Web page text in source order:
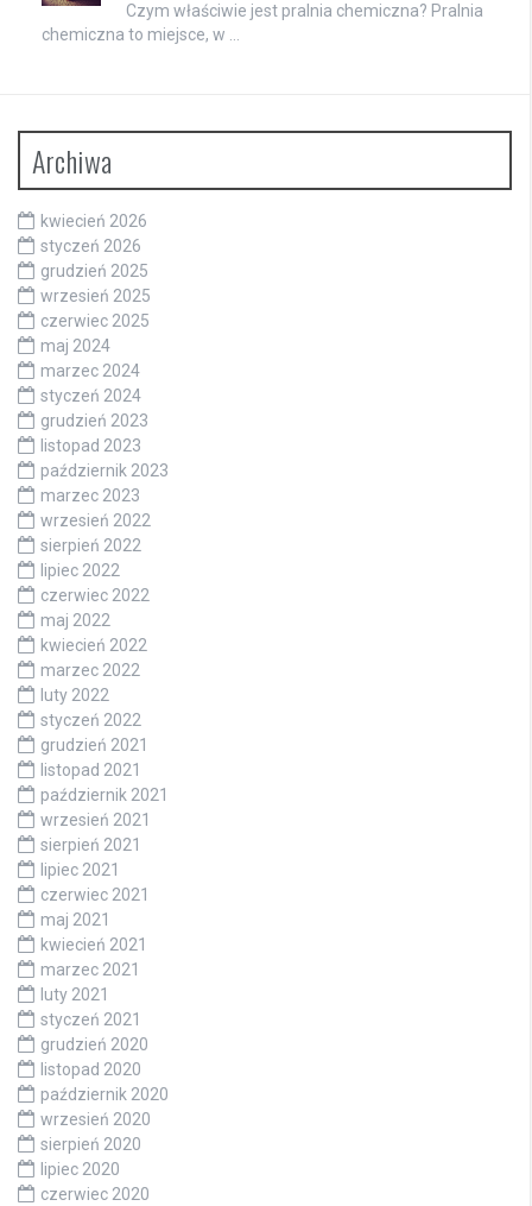
Czym właściwie jest pralnia chemiczna? Pralnia
chemiczna to miejsce, w …
Archiwa
kwiecień 2026
styczeń 2026
grudzień 2025
wrzesień 2025
czerwiec 2025
maj 2024
marzec 2024
styczeń 2024
grudzień 2023
listopad 2023
październik 2023
marzec 2023
wrzesień 2022
sierpień 2022
lipiec 2022
czerwiec 2022
maj 2022
kwiecień 2022
marzec 2022
luty 2022
styczeń 2022
grudzień 2021
listopad 2021
październik 2021
wrzesień 2021
sierpień 2021
lipiec 2021
czerwiec 2021
maj 2021
kwiecień 2021
marzec 2021
luty 2021
styczeń 2021
grudzień 2020
listopad 2020
październik 2020
wrzesień 2020
sierpień 2020
lipiec 2020
czerwiec 2020